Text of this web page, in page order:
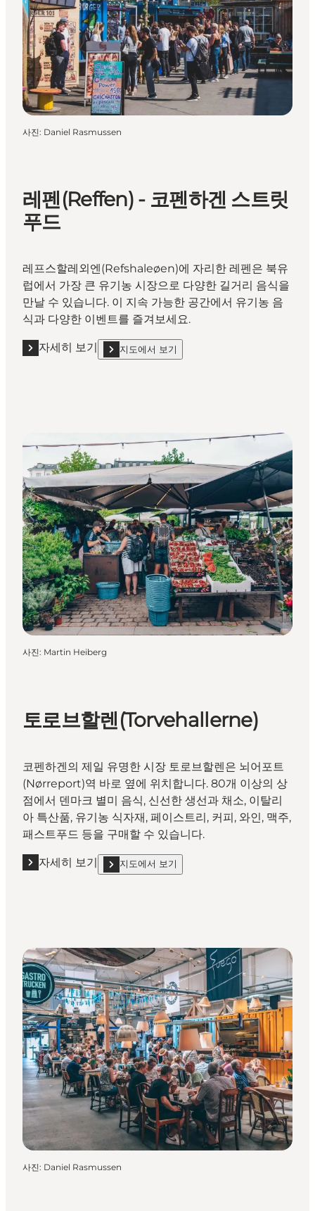
사진: Daniel Rasmussen
레펜(Reffen) - 코펜하겐 스트릿
푸드
레프스할레외엔(Refshaleøen)에 자리한 레펜은 북유
럽에서 가장 큰 유기농 시장으로 다양한 길거리 음식을
만날 수 있습니다. 이 지속 가능한 공간에서 유기농 음
식과 다양한 이벤트를 즐겨보세요.
자세히 보기
자세히 보기 "레펜(Reffen) - 코펜하겐 스트릿 푸드"
지도에서 보기
show 레펜(Reffen) - 코펜하겐 스트릿 푸드 on_map
사진: Martin Heiberg
토로브할렌(Torvehallerne)
코펜하겐의 제일 유명한 시장 토로브할렌은 뇌어포트
(Nørreport)역 바로 옆에 위치합니다. 80개 이상의 상
점에서 덴마크 별미 음식, 신선한 생선과 채소, 이탈리
아 특산품, 유기농 식자재, 페이스트리, 커피, 와인, 맥주,
패스트푸드 등을 구매할 수 있습니다.
자세히 보기
자세히 보기 "토로브할렌(Torvehallerne)"
지도에서 보기
show 토로브할렌(Torvehallerne) on_map
사진: Daniel Rasmussen